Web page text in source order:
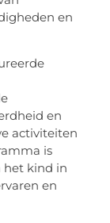
en
en
activiteiten
is
het kind in
en